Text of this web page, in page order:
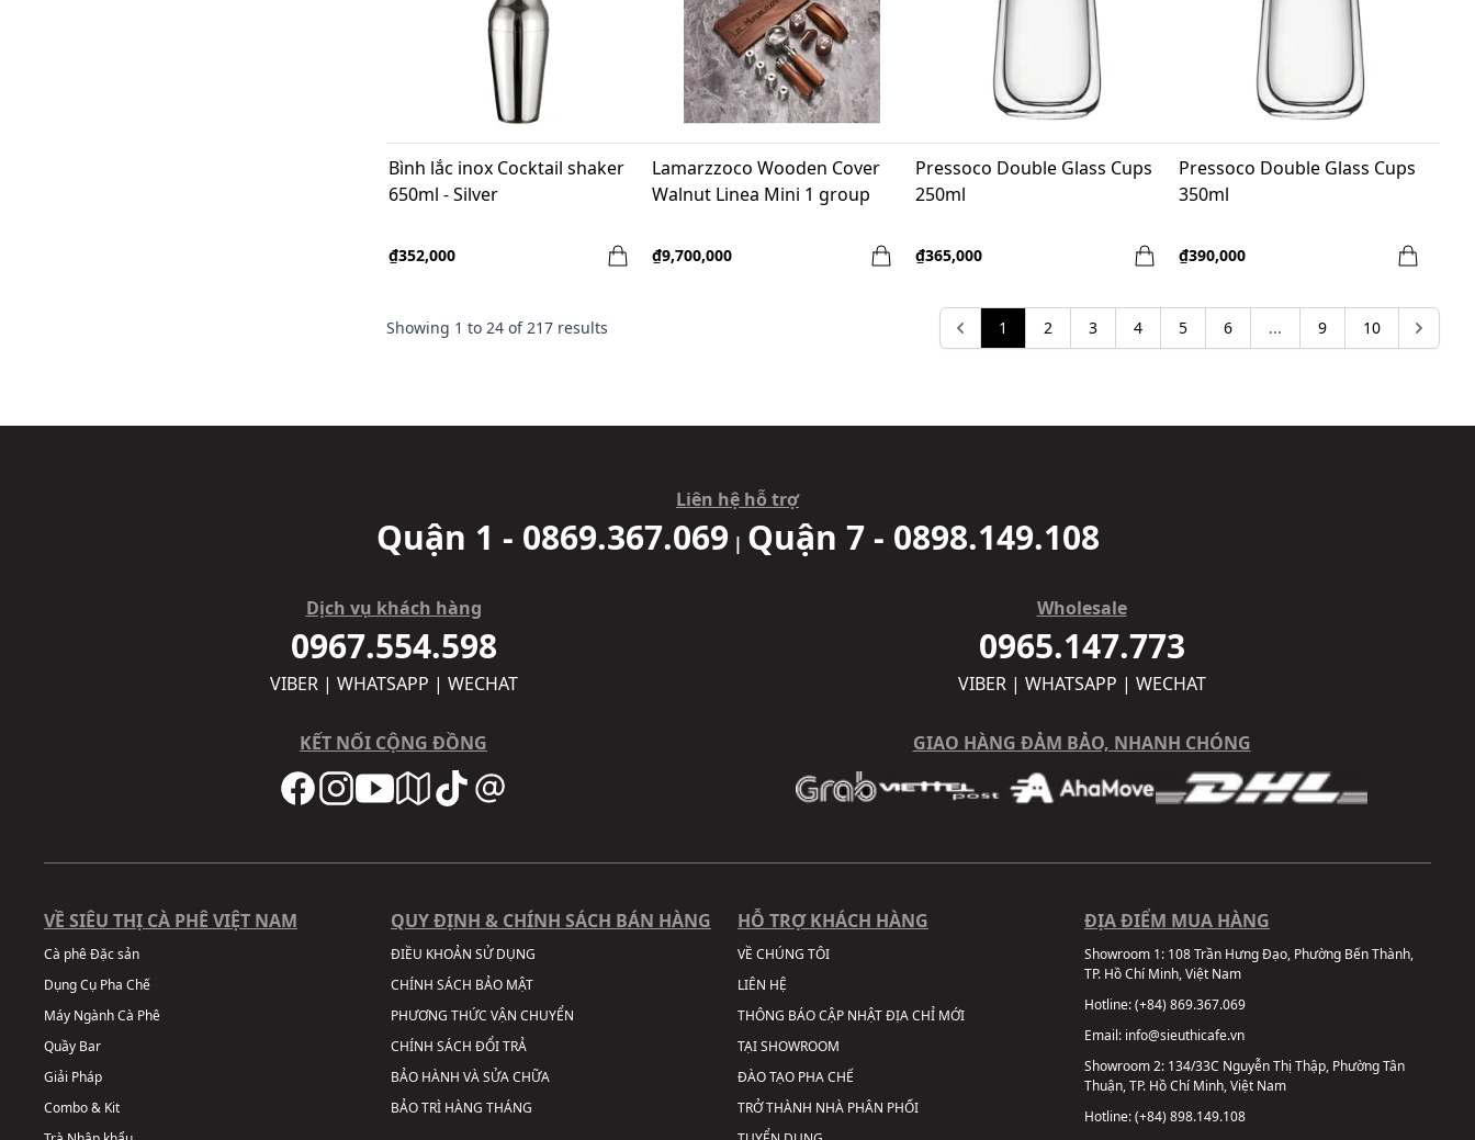
Bình lắc inox Cocktail shaker
650ml - Silver
₫352,000
Lamarzzoco Wooden Cover
Walnut Linea Mini 1 group
₫9,700,000
Pressoco Double Glass Cups
250ml
₫365,000
Pressoco Double Glass Cups
350ml
₫390,000
Showing 1 to 24 of 217 results 1 2 3 4 5 6 ... 9 10
Liên hệ hỗ trợ
Quận 1 - 0869.367.069 | Quận 7 - 0898.149.108
Dịch vụ khách hàng
0967.554.598
VIBER | WHATSAPP | WECHAT
Wholesale
0965.147.773
VIBER | WHATSAPP | WECHAT
KẾT NỐI CỘNG ĐỒNG GIAO HÀNG ĐẢM BẢO, NHANH CHÓNG
VỀ SIÊU THỊ CÀ PHÊ VIỆT NAM
Cà phê Đặc sản
Dụng Cụ Pha Chế
Máy Ngành Cà Phê
Quầy Bar
Giải Pháp
Combo & Kit
QUY ĐỊNH & CHÍNH SÁCH BÁN HÀNG
ĐIỀU KHOẢN SỬ DỤNG
CHÍNH SÁCH BẢO MẬT
PHƯƠNG THỨC VẬN CHUYỂN
CHÍNH SÁCH ĐỔI TRẢ
BẢO HÀNH VÀ SỬA CHỮA
BẢO TRÌ HÀNG THÁNG
HỖ TRỢ KHÁCH HÀNG
VỀ CHÚNG TÔI
LIÊN HỆ
THÔNG BÁO CẬP NHẬT ĐỊA CHỈ MỚI
TẠI SHOWROOM
ĐÀO TẠO PHA CHẾ
TRỞ THÀNH NHÀ PHÂN PHỐI
ĐỊA ĐIỂM MUA HÀNG
Showroom 1: 108 Trần Hưng Đạo, Phường Bến Thành,
TP. Hồ Chí Minh, Việt Nam
Hotline:(+84) 869.367.069
Email: info@sieuthicafe.vn
Showroom 2: 134/33C Nguyễn Thị Thập, Phường Tân
Thuận, TP. Hồ Chí Minh, Việt Nam
Hotline:(+84) 898.149.108